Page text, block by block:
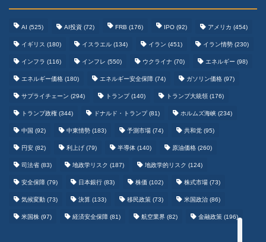
AI (525) AI投資 (72) FRB (176) IPO (92) アメリカ (454)
イギリス (180) イスラエル (134) イラン (451) イラン情勢 (230)
インフラ (116) インフレ (550) ウクライナ (70) エネルギー (98)
エネルギー価格 (180) エネルギー安全保障 (74) ガソリン価格 (97)
サプライチェーン (294) トランプ(140) トランプ大統領 (176)
トランプ政権 (344) ドナルド・トランプ(81) ホルムズ海峡 (234)
中国 (92) 中東情勢 (183) 予測市場 (74) 共和党 (95)
円安 (82) 利上げ (79) 半導体 (140) 原油価格 (260)
司法省 (83) 地政学リスク (187) 地政学的リスク (124)
安全保障 (79) 日本銀行 (83) 株価 (102) 株式市場 (73)
気候変動 (73) 決算 (133) 移民政策 (73) 米国政治 (86)
米国株 (97) 経済安全保障 (81) 航空業界 (82) 金融政策 (196)
野球まとめ
サッカーまとめ